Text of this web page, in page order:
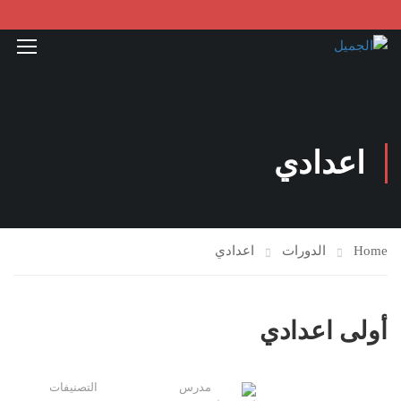
اعدادي
Home الدورات اعدادي
أولى اعدادي
مدرس التصنيفات